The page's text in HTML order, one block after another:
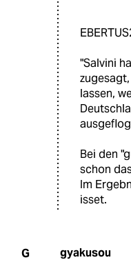
"Salvini
lassen,
Bei den
schon
Im
isset.
G gyakusou